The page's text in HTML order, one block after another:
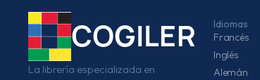
COGILER
La librería especializada en
Idiomas
Francés
Inglés
Alemán